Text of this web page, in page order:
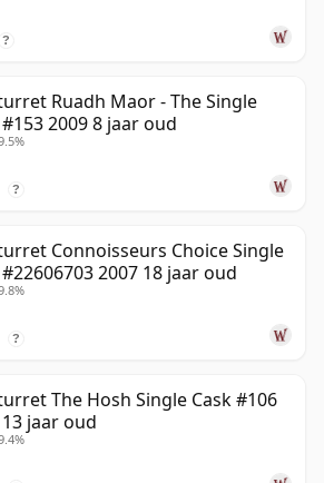
?
Ruadh Maor - The Single
#153 2009 8 jaar oud
?
Connoisseurs Choice Single
#22606703 2007 18 jaar oud
?
The Hosh Single Cask #106
jaar oud